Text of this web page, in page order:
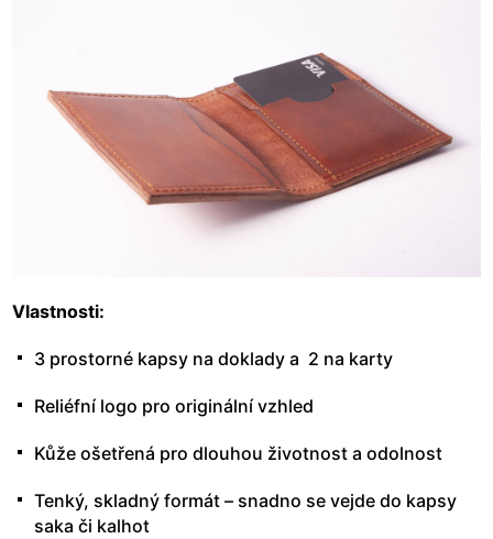
Vlastnosti:
3 prostorné kapsy na doklady a 2 na karty
Reliéfní logo pro originální vzhled
Kůže ošetřená pro dlouhou životnost a odolnost
Tenký, skladný formát – snadno se vejde do kapsy
saka či kalhot